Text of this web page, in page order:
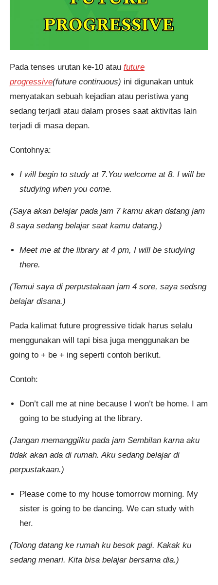
Pada tenses urutan ke-10 atau future
progressive(future continuous) ini digunakan untuk
menyatakan sebuah kejadian atau peristiwa yang
sedang terjadi atau dalam proses saat aktivitas lain
terjadi di masa depan.
Contohnya:
I will begin to study at 7.You welcome at 8. I will be
studying when you come.
(Saya akan belajar pada jam 7 kamu akan datang jam
8 saya sedang belajar saat kamu datang.)
Meet me at the library at 4 pm, I will be studying
there.
(Temui saya di perpustakaan jam 4 sore, saya sedsng
belajar disana.)
Pada kalimat future progressive tidak harus selalu
menggunakan will tapi bisa juga menggunakan be
going to + be + ing seperti contoh berikut.
Contoh:
Don’t call me at nine because I won’t be home. I am
going to be studying at the library.
(Jangan memanggilku pada jam Sembilan karna aku
tidak akan ada di rumah. Aku sedang belajar di
perpustakaan.)
Please come to my house tomorrow morning. My
sister is going to be dancing. We can study with
her.
(Tolong datang ke rumah ku besok pagi. Kakak ku
sedang menari. Kita bisa belajar bersama dia.)